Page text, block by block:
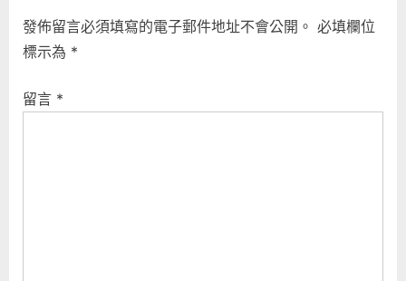
導
覽
i
o
s
P
t
發佈留言必須填寫的電子郵件地址不會公開。 必填欄位
標示為 *
留言 *